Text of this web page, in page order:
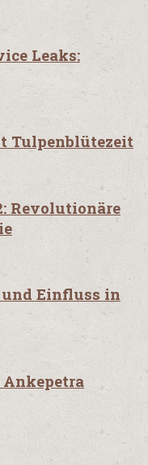
Leaks:
Tulpenblütezeit
Revolutionäre
Einfluss in